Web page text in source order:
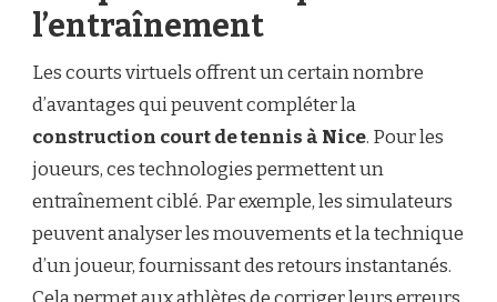
l’entraînement
Les courts virtuels offrent un certain nombre
d’avantages qui peuvent compléter la
construction court de tennis à Nice. Pour les
joueurs, ces technologies permettent un
entraînement ciblé. Par exemple, les simulateurs
peuvent analyser les mouvements et la technique
d’un joueur, fournissant des retours instantanés.